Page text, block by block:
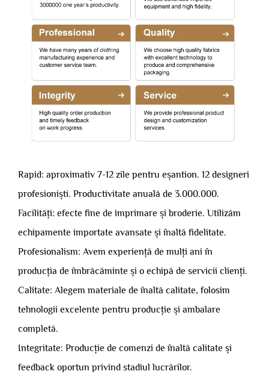
Rapid: aproximativ 7-12 zile pentru eșantion. 12 designeri
profesioniști. Productivitate anuală de 3.000.000.
Facilități: efecte fine de imprimare și broderie. Utilizăm
echipamente importate avansate și înaltă fidelitate.
Profesionalism: Avem experiență de mulți ani în
producția de îmbrăcăminte și o echipă de servicii clienți.
Calitate: Alegem materiale de înaltă calitate, folosim
tehnologii excelente pentru producție și ambalare
completă.
Integritate: Producție de comenzi de înaltă calitate și
feedback oportun privind stadiul lucrărilor.